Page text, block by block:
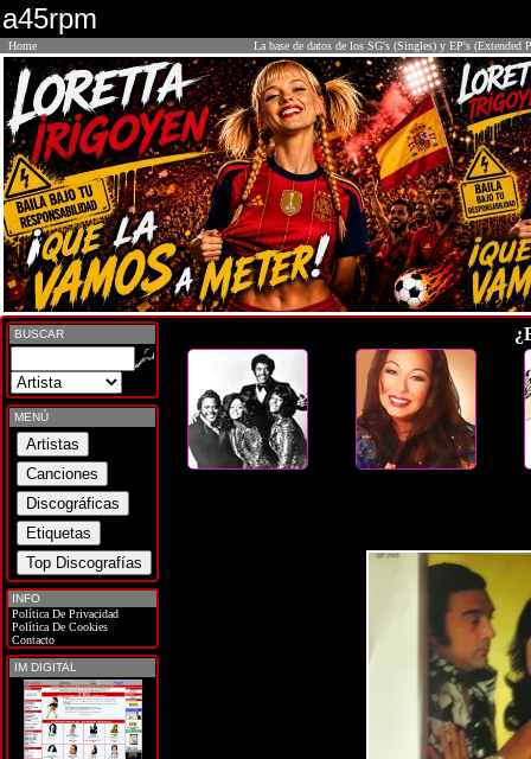
a45rpm
Home La base de datos de los SG's (Singles) y EP's (Extended
BUSCAR
MENÚ
INFO
Política De Privacidad
Política De Cookies
Contacto
IM DIGITAL